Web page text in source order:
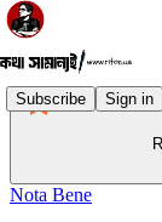
Subscribe Sign in
Nota Bene